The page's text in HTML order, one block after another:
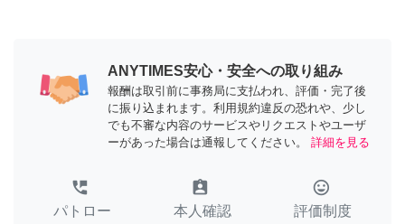
ANYTIMES安心・安全への取り組み
報酬は取引前に事務局に支払われ、評価・完了後
に振り込まれます。利用規約違反の恐れや、少し
でも不審な内容のサービスやリクエストやユーザ
ーがあった場合は通報してください。
詳細を見る
perm_phone_msg
パトロー
assignment_ind
本人確認
tag_faces
評価制度